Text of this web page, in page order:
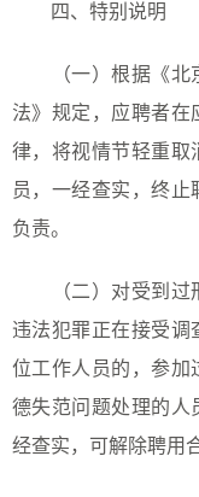
四、特别说明
（一）根据《
法》规定，应聘者在
律，将视情节轻重取
员，一经查实，终止
负责。
（二）对受到
违法犯罪正在接受调
位工作人员的，参加
德失范问题处理的人
经查实，可解除聘用